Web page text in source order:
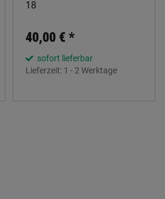
18
40,00 €*
sofort lieferbar
Lieferzeit: 1 - 2 Werktage